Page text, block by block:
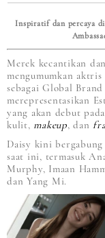
Inspiratif dan percaya
Merek kecantikan dan
mengumumkan
sebagai Global
merepresentasikan
yang akan debut
kulit, makeup, dan
Daisy kini
saat ini, termasuk
Murphy, Imaan
dan Yang Mi.